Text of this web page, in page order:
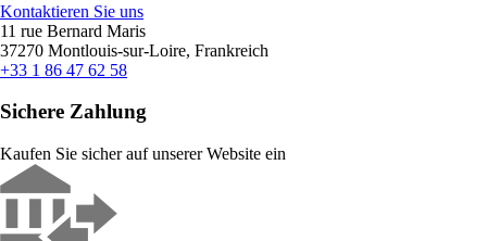
Kontaktieren Sie uns
11 rue Bernard Maris
37270 Montlouis-sur-Loire, Frankreich
+33 1 86 47 62 58
Sichere Zahlung
Kaufen Sie sicher auf unserer Website ein